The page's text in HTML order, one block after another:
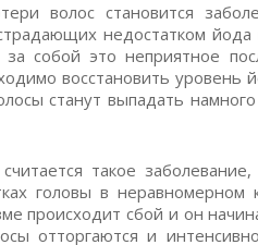
волос становится
недостатком
собой это неприятное
восстановить уровень
станут выпадать
такое
головы в
происходит сбой и он
отторгаются и